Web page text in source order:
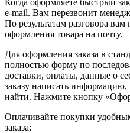
e-mail. Вам перезвонит
По результатам разговора
оформления товара на почту.
Для оформления заказа в
полностью форму по
доставки, оплаты, данные о
заказу написать информацию,
найти. Нажмите кнопку
Оплачивайте покупки
заказа: